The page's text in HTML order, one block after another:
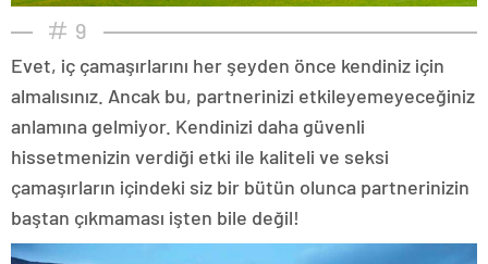
9
Evet, iç çamaşırlarını her şeyden önce kendiniz için
almalısınız. Ancak bu, partnerinizi etkileyemeyeceğiniz
anlamına gelmiyor. Kendinizi daha güvenli
hissetmenizin verdiği etki ile kaliteli ve seksi
çamaşırların içindeki siz bir bütün olunca partnerinizin
baştan çıkmaması işten bile değil!